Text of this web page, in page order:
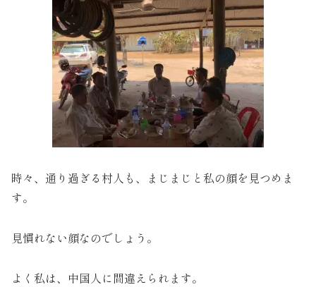
時々、通り過ぎる村人も、まじまじと私の顔を見つめま
す。
見慣れない顔なのでしょう。
よく私は、中国人に間違えられます。